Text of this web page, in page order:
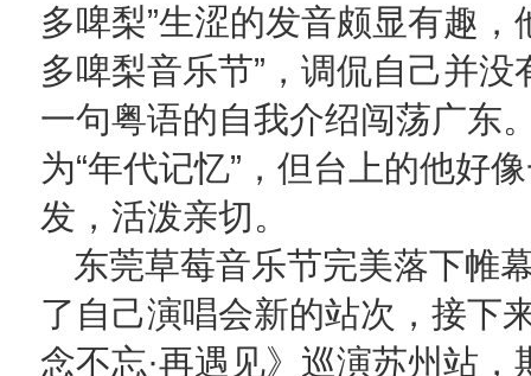
多啤梨”生涩的发音颇显有趣
多啤梨音乐节”，调侃自己并
一句粤语的自我介绍闯荡广东
为“年代记忆”，但台上的他好
发，活泼亲切。
东莞草莓音乐节完美落下帷
了自己演唱会新的站次，接下
念不忘·再遇见》巡演苏州站